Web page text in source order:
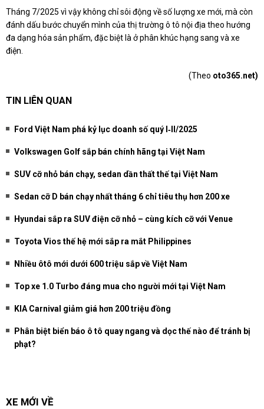
Tháng 7/2025 vì vậy không chỉ sôi động về số lượng xe mới, mà còn
đánh dấu bước chuyển mình của thị trường ô tô nội địa theo hướng
đa dạng hóa sản phẩm, đặc biệt là ở phân khúc hạng sang và xe
điện.
(Theo oto365.net)
TIN LIÊN QUAN
Ford Việt Nam phá kỷ lục doanh số quý I‑II/2025
Volkswagen Golf sắp bán chính hãng tại Việt Nam
SUV cỡ nhỏ bán chạy, sedan dần thất thế tại Việt Nam
Sedan cỡ D bán chạy nhất tháng 6 chỉ tiêu thụ hơn 200 xe
Hyundai sắp ra SUV điện cỡ nhỏ – cùng kích cỡ với Venue
Toyota Vios thế hệ mới sắp ra mắt Philippines
Nhiều ôtô mới dưới 600 triệu sắp về Việt Nam
Top xe 1.0 Turbo đáng mua cho người mới tại Việt Nam
KIA Carnival giảm giá hơn 200 triệu đồng
Phân biệt biển báo ô tô quay ngang và dọc thế nào để tránh bị
phạt?
XE MỚI VỀ